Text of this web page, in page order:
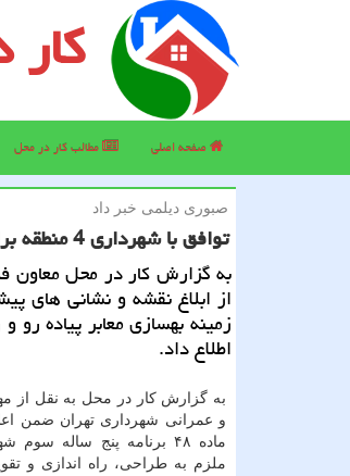
صفحه اصلی مطالب كار در محل
صبوری دیلمی خبر داد
توافق با شهرداری 4 منطقه برای بهسازی معابر و راه اندازی مسیر دوچرخه
به گزارش كار در محل معاون
زمینه بهسازی معابر پیاده
اطلاع داد.
به گزارش کار در محل به نقل از
و عمرانی شهرداری تهران ضمن
ماده ۴۸ برنامه پنج ساله
ملزم به طراحی، راه اندازی و